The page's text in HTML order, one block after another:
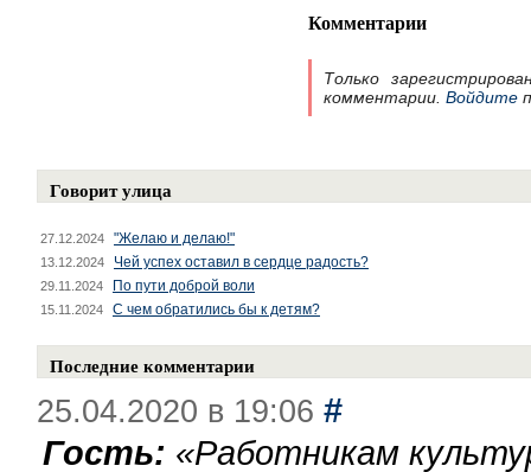
Комментарии
Только
комментарии. Войдите
Говорит улица
27.12.2024 "Желаю и делаю!"
13.12.2024 Чей успех оставил в сердце радость?
29.11.2024 По пути доброй воли
15.11.2024 С чем обратились бы к детям?
Последние комментарии
25.04.2020 в 19:06 #
Гость: «Работникам